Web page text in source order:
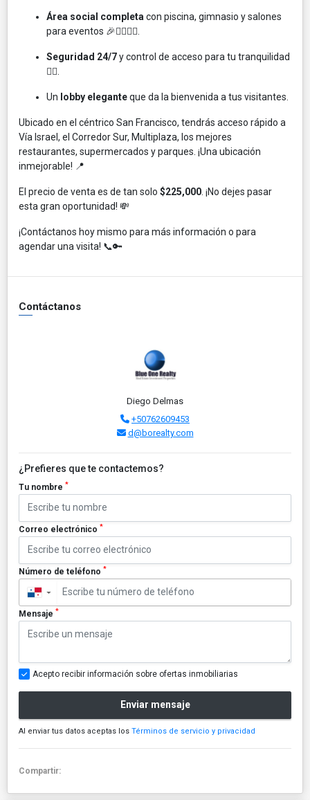
Área social completa con piscina, gimnasio y salones
para eventos 🎉🏊‍♀️🏋️‍♀️.
Seguridad 24/7y control de acceso para tu tranquilidad
👮‍♂️.
Un lobby eleganteque da la bienvenida a tus visitantes.
Ubicado en el céntrico San Francisco, tendrás acceso rápido a
Vía Israel, el Corredor Sur, Multiplaza, los mejores
restaurantes, supermercados y parques. ¡Una ubicación
inmejorable! 📍
El precio de venta es de tan solo $225,000 . ¡No dejes pasar
esta gran oportunidad! 💸
¡Contáctanos hoy mismo para más información o para
agendar una visita! 📞🔑
Contáctanos
Diego Delmas
+50762609453
d@borealty.com
¿Prefieres que te contactemos?
Tu nombre *
Correo electrónico *
Número de teléfono *
▼
Mensaje *
Acepto recibir información sobre ofertas inmobiliarias
Enviar mensaje
Al enviar tus datos aceptas los Términos de servicio y privacidad
Compartir: